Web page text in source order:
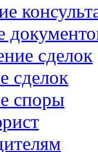
сделок
сделок
споры